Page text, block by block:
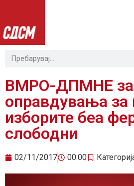
ВМРО-ДПМНЕ
оправдувања за
изборите беа
слободни
02/11/2017 00:00